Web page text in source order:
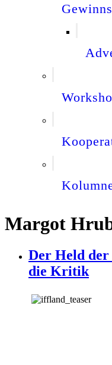
Margot
Der Held
die Kritik